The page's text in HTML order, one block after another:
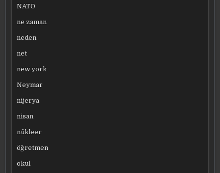
NATO
ne zaman
neden
net
new york
Neymar
nijerya
nisan
nükleer
öğretmen
okul